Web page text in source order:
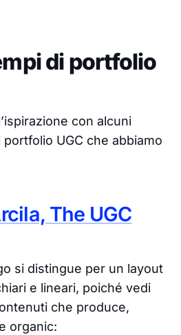
di portfolio
con alcuni
UGC che abbiamo
The UGC
si distingue per un layout
e lineari, poiché vedi
che produce,
organic: